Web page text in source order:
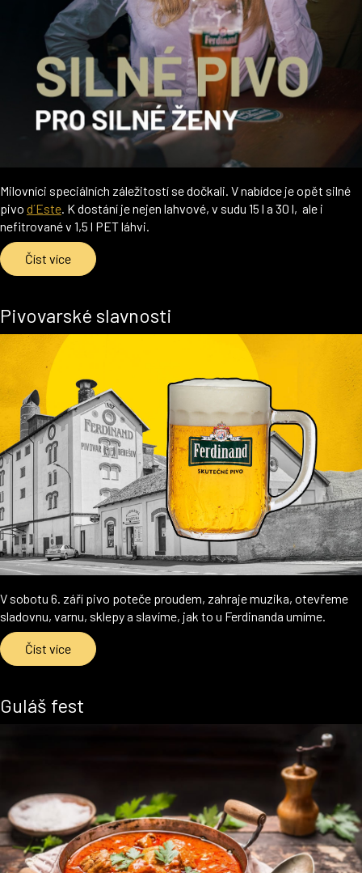
Milovníci speciálních záležitostí se dočkali. V nabídce je opět silné
pivo d´Este . K dostání je nejen lahvové, v sudu 15 l a 30 l, ale i
nefitrované v 1,5 l PET láhvi.
Číst více
Pivovarské slavnosti
V sobotu 6. září pivo poteče proudem, zahraje muzika, otevřeme
sladovnu, varnu, sklepy a slavíme, jak to u Ferdinanda umíme.
Číst více
Guláš fest